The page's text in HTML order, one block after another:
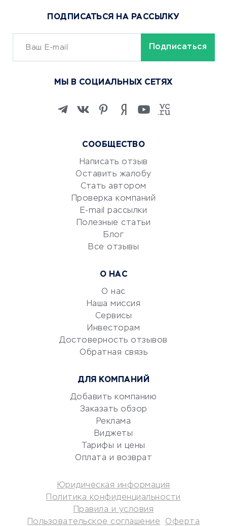
Сервисы доставки
ОБУЧЕНИЕ И РАБОТА
Изучение иностранных
Маркетинг и продажи
Репетиторство
Красота и здоровье
Сервисы по поиску работы
Сетевой маркетинг
УСЛУГИ ДЛЯ БИЗНЕСА
документооборот
Юридические компании
Аудиторские компании
Бухгалтерия онлайн
Потребительские кредиты
Кредитные карты
Дебетовые карты
СООБЩЕСТВО
Написать отзыв
Оставить жалобу
Стать автором
Проверка компаний
E-mail рассылки
Полезные статьи
Блог
Все отзывы
О НАС
О нас
Наша миссия
Сервисы
Инвесторам
Достоверность отзывов
Обратная связь
ДЛЯ КОМПАНИЙ
Добавить компанию
Заказать обзор
Реклама
Виджеты
Тарифы и цены
Оплата и возврат
ПОДПИСАТЬСЯ НА РАССЫЛКУ
МЫ В СОЦИАЛЬНЫХ СЕТЯХ
Юридическая информация
Политика конфиденциальности
Правила и условия
Пользовательское соглашение
Оферта